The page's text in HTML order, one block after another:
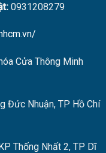
0931208279
Cửa Thông Minh
Đức Nhuận, TP Hồ Chí
Thống Nhất 2, TP Dĩ